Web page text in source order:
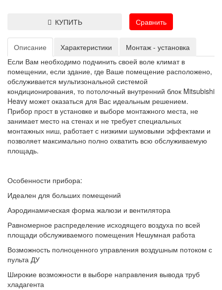
КУПИТЬ Сравнить
Описание Характеристики
Монтаж - установка
Если Вам необходимо подчинить своей воле климат в
помещении, если здание, где Ваше помещение расположено,
обслуживается мультизональной системой
кондиционирования, то потолочный внутренний блок Mitsubishi
Heavy может оказаться для Вас идеальным решением.
Прибор прост в установке и выборе монтажного места, не
занимает место на стенах и не требует специальных
монтажных ниш, работает с низкими шумовыми эффектами и
позволяет максимально полно охватить всю обслуживаемую
площадь.
Особенности прибора:
Идеален для больших помещений
Аэродинамическая форма жалюзи и вентилятора
Равномерное распределение исходящего воздуха по всей
площади обслуживаемого помещения Нешумная работа
Возможность полноценного управления воздушным потоком с
пульта ДУ
Широкие возможности в выборе направления вывода труб
хладагента